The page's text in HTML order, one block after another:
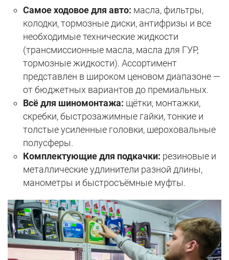
Самое ходовое для авто: масла, фильтры,
колодки, тормозные диски, антифризы и все
необходимые технические жидкости
(трансмиссионные масла, масла для ГУР,
тормозные жидкости). Ассортимент
представлен в широком ценовом диапазоне —
от бюджетных вариантов до премиальных.
Всё для шиномонтажа: щётки, монтажки,
скребки, быстрозажимные гайки, тонкие и
толстые усиленные головки, шероховальные
полусферы.
Комплектующие для подкачки: резиновые и
металлические удлинители разной длины,
манометры и быстросъёмные муфты.